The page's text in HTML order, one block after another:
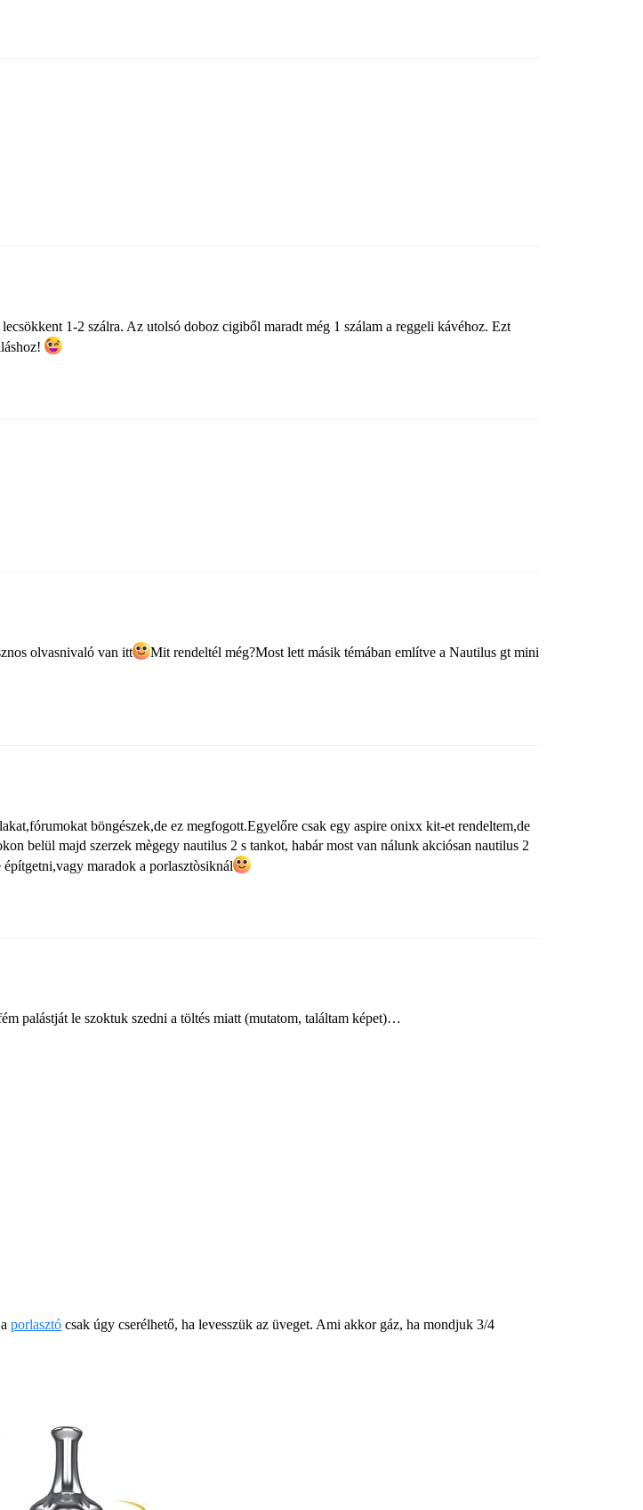
1-2 szálra. Az utolsó doboz cigiből maradt még 1 szálam a reggeli kávéhoz. Ezt
olvasnivaló van itt​
Mit rendeltél még?Most lett másik témában említve a Nautilus gt mini
böngészek,de ez megfogott.Egyelőre csak egy aspire onixx kit-et rendeltem,de
belül majd szerzek mègegy nautilus 2 s tankot, habár most van nálunk akciósan nautilus 2
maradok a porlasztòsiknál​
palástját le szoktuk szedni a töltés miatt (mutatom, találtam képet)…
porlasztó csak úgy cserélhető, ha levesszük az üveget. Ami akkor gáz, ha mondjuk 3/4